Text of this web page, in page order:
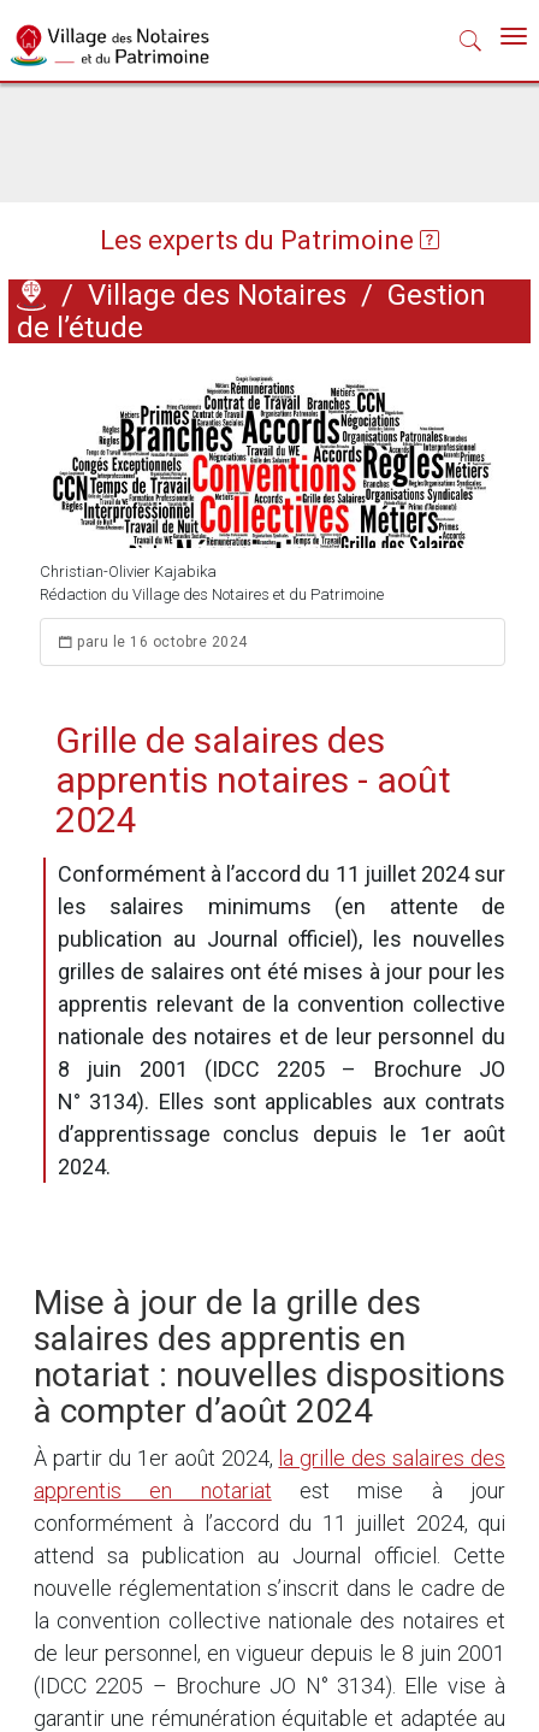
Les experts du Patrimoine
/ Village des Notaires / Gestion
de l’étude
Christian-Olivier Kajabika
Rédaction du Village des Notaires et du Patrimoine
paru le 16 octobre 2024
Grille de salaires des
apprentis notaires - août
2024
Conformément à l’accord du 11 juillet 2024 sur
les salaires minimums (en attente de
publication au Journal officiel), les nouvelles
grilles de salaires ont été mises à jour pour les
apprentis relevant de la convention collective
nationale des notaires et de leur personnel du
8 juin 2001 (IDCC 2205 – Brochure JO
N° 3134). Elles sont applicables aux contrats
d’apprentissage conclus depuis le 1er août
2024.
Mise à jour de la grille des
salaires des apprentis en
notariat : nouvelles dispositions
à compter d’août 2024
À partir du 1er août 2024, la grille des salaires des
apprentis en notariat est mise à jour
conformément à l’accord du 11 juillet 2024, qui
attend sa publication au Journal officiel. Cette
nouvelle réglementation s’inscrit dans le cadre de
la convention collective nationale des notaires et
de leur personnel, en vigueur depuis le 8 juin 2001
(IDCC 2205 – Brochure JO N° 3134). Elle vise à
garantir une rémunération équitable et adaptée au